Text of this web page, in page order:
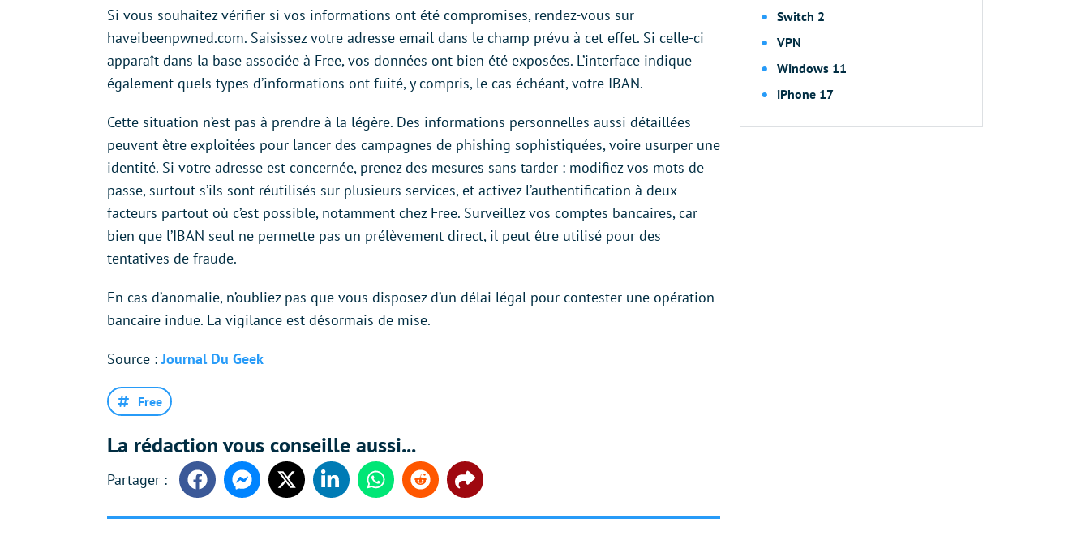
Si vous souhaitez vérifier si vos informations ont été compromises, rendez-vous sur
haveibeenpwned.com. Saisissez votre adresse email dans le champ prévu à cet effet. Si celle-ci
apparaît dans la base associée à Free, vos données ont bien été exposées. L’interface indique
également quels types d’informations ont fuité, y compris, le cas échéant, votre IBAN.
Cette situation n’est pas à prendre à la légère. Des informations personnelles aussi détaillées
peuvent être exploitées pour lancer des campagnes de phishing sophistiquées, voire usurper une
identité. Si votre adresse est concernée, prenez des mesures sans tarder : modifiez vos mots de
passe, surtout s’ils sont réutilisés sur plusieurs services, et activez l’authentification à deux
facteurs partout où c’est possible, notamment chez Free. Surveillez vos comptes bancaires, car
bien que l’IBAN seul ne permette pas un prélèvement direct, il peut être utilisé pour des
tentatives de fraude.
En cas d’anomalie, n’oubliez pas que vous disposez d’un délai légal pour contester une opération
bancaire indue. La vigilance est désormais de mise.
Source : Journal Du Geek
Free
La rédaction vous conseille aussi...
FacebookMessengerTwitter LinkedinWhatsappReddit Share
Switch 2
VPN
Windows 11
iPhone 17